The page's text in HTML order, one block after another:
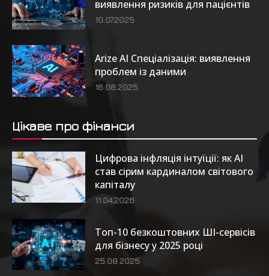
виявлення ризиків для пацієнтів
10.07.2025
Arize AI Спеціалізація: виявлення
проблем із даними
16.06.2025
Цікаве про фінанси
Цифрова інфляція інтуїції: як AI
став сірим кардиналом світового
капіталу
11.04.2026
Топ-10 безкоштовних ШІ-сервісів
для бізнесу у 2025 році
25.08.2025